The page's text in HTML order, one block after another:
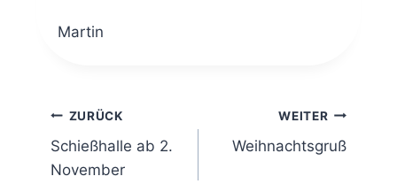
Martin
Beitragsnavigation
ZURÜCK
Schießhalle ab 2.
November
WEITER
Weihnachtsgruß